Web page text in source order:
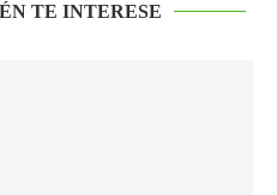
TE INTERESE